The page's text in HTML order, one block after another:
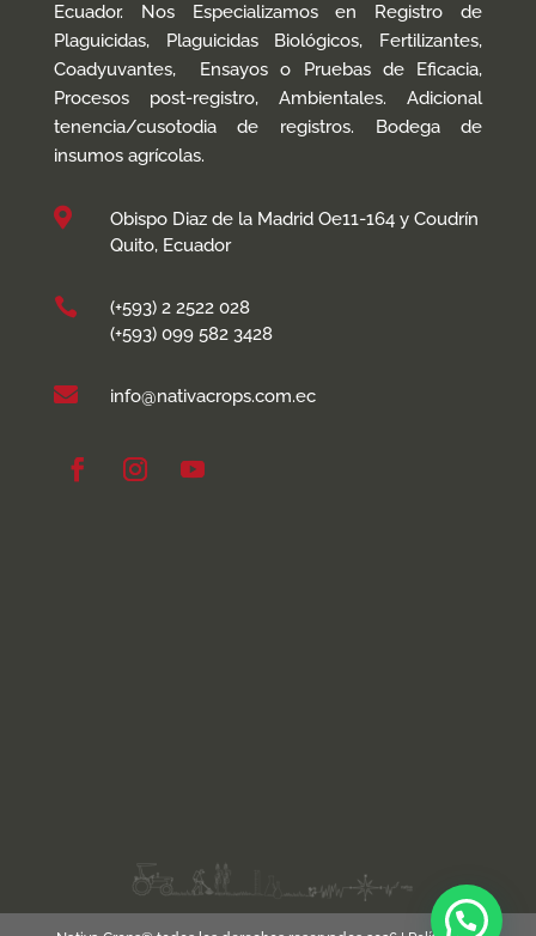
Ecuador. Nos Especializamos en Registro de
Plaguicidas, Plaguicidas Biológicos, Fertilizantes,
Coadyuvantes, Ensayos o Pruebas de Eficacia,
Procesos post-registro, Ambientales. Adicional
tenencia/cusotodia de registros. Bodega de
insumos agrícolas.

Obispo Diaz de la Madrid Oe11-164 y Coudrín
Quito, Ecuador

(+593) 2 2522 028
(+593) 099 582 3428
 info@nativacrops.com.ec